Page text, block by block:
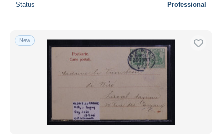
Status Professional
New